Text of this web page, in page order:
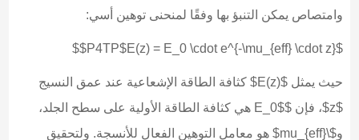
وامتصاص يمكن التنبؤ بها وفقًا لمنحنى توهين أسي:
$P4TP$E(z) = E_0 \cdot e^{-\mu_{eff} \cdot z}$$
حيث يمثل $E(z)$ كثافة الطاقة الإشعاعية عند عمق النسيج
$z$، فإن $E_0$ هي كثافة الطاقة الأولية على سطح الجلد،
و$\mu_{eff}$ هو معامل التوهين الفعال للأنسجة. ولتحقيق